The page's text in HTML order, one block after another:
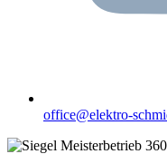
office@elektro-